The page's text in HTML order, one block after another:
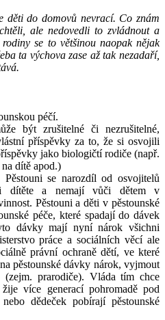
děti do domovů nevrací. Co znám
ale nedovedli to zvládnout a
se to většinou naopak nějak
ta výchova zase až tak nezadaří,
péčí.
být zrušitelné či nezrušitelné,
příspěvky za to, že si osvojili
jako biologičtí rodiče (např.
dítě apod.)
se narozdíl od osvojitelů
dítěte a nemají vůči dětem v
Pěstouni a děti v pěstounské
péče, které spadají do dávek
dávky mají nyní nárok všichni
práce a sociálních věcí ale
právní ochraně dětí, ve které
pěstounské dávky nárok, vyjmout
(zejm. prarodiče). Vláda tím chce
více generací pohromadě pod
dědeček pobírají pěstounské